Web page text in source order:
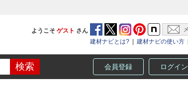
ようこそ ゲスト さん
建材ナビとは?
建材ナビの使い方
会員登録 ログイン